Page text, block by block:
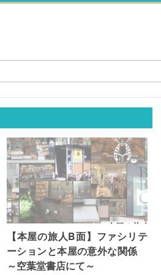
【本屋の旅人B面】ファシリテ
ーションと本屋の意外な関係
～空葉堂書店にて～